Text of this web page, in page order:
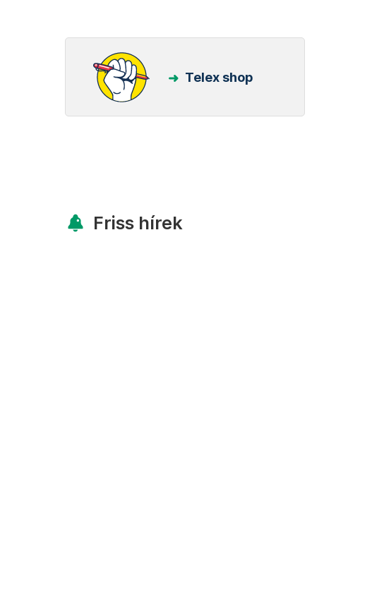
Telex shop
Friss hírek